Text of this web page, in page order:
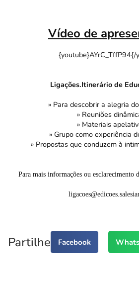
Vídeo de
{youtube}AYrC_TffP94{/
Ligações.Itinerário de
» Para descobrir a alegria
» Reuniões
» Materiais
» Grupo como experiência
» Propostas que conduzem à
Para mais informações ou esclarecimento
Partilhe Facebook